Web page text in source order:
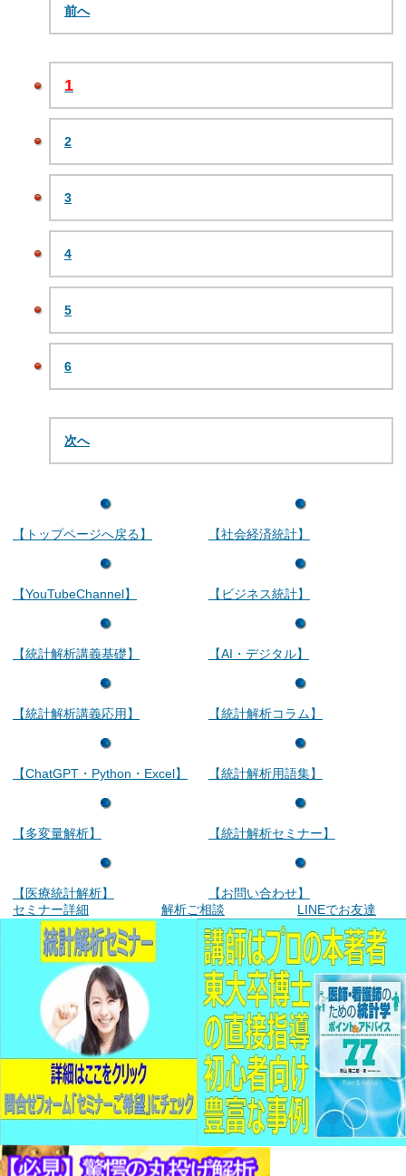
前へ
1
2
3
4
5
6
次へ
【トップページへ戻る】
【YouTubeChannel】
【統計解析講義基礎】
【統計解析講義応用】
【ChatGPT・Python・Excel】
【多変量解析】
【医療統計解析】
【社会経済統計】
【ビジネス統計】
【AI・デジタル】
【統計解析コラム】
【統計解析用語集】
【統計解析セミナー】
【お問い合わせ】
セミナー詳細
解析ご相談 LINEでお友達